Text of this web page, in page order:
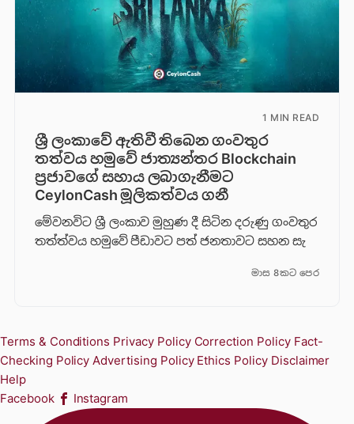
1 MIN READ
ශ්‍රී ලංකාවේ ඇතිවී තිබෙන ගංවතුර
තත්වය හමුවේ ජාත්‍යන්තර Blockchain
ප්‍රජාවගේ සහාය ලබාගැනීමට
CeylonCash මූලිකත්වය ග​නී
මේවනවිට ශ්‍රී ලංකාව මුහුණ දී සිටින දරුණු ගංවතුර
තත්ත්වය හමුවේ පීඩාවට පත් ජනතාවට සහන සැ
මාස 8කට පෙර
Terms & Conditions Privacy Policy Correction Policy Fact-
Checking Policy Advertising Policy Ethics Policy Disclaimer
Help
Facebook
Instagram